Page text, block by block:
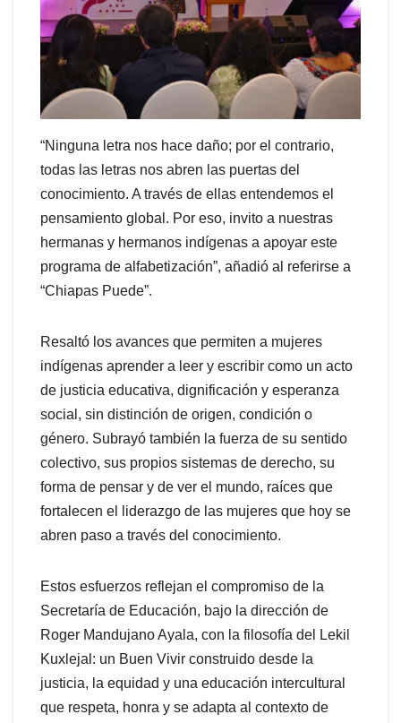
“Ninguna letra nos hace daño; por el contrario,
todas las letras nos abren las puertas del
conocimiento. A través de ellas entendemos el
pensamiento global. Por eso, invito a nuestras
hermanas y hermanos indígenas a apoyar este
programa de alfabetización”, añadió al referirse a
“Chiapas Puede”.
Resaltó los avances que permiten a mujeres
indígenas aprender a leer y escribir como un acto
de justicia educativa, dignificación y esperanza
social, sin distinción de origen, condición o
género. Subrayó también la fuerza de su sentido
colectivo, sus propios sistemas de derecho, su
forma de pensar y de ver el mundo, raíces que
fortalecen el liderazgo de las mujeres que hoy se
abren paso a través del conocimiento.
Estos esfuerzos reflejan el compromiso de la
Secretaría de Educación, bajo la dirección de
Roger Mandujano Ayala, con la filosofía del Lekil
Kuxlejal: un Buen Vivir construido desde la
justicia, la equidad y una educación intercultural
que respeta, honra y se adapta al contexto de